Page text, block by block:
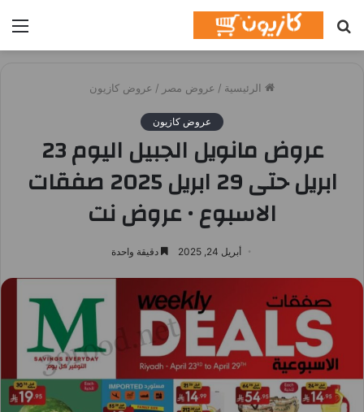
عن
الرئيسية / عروض مصر / عروض كازيون
عروض كازيون
عروض مانويل الجبيل اليوم 23
ابريل حتى 29 ابريل 2025 صفقات
الاسبوع • عروض نت
أبريل 24, 2025 دقيقة واحدة